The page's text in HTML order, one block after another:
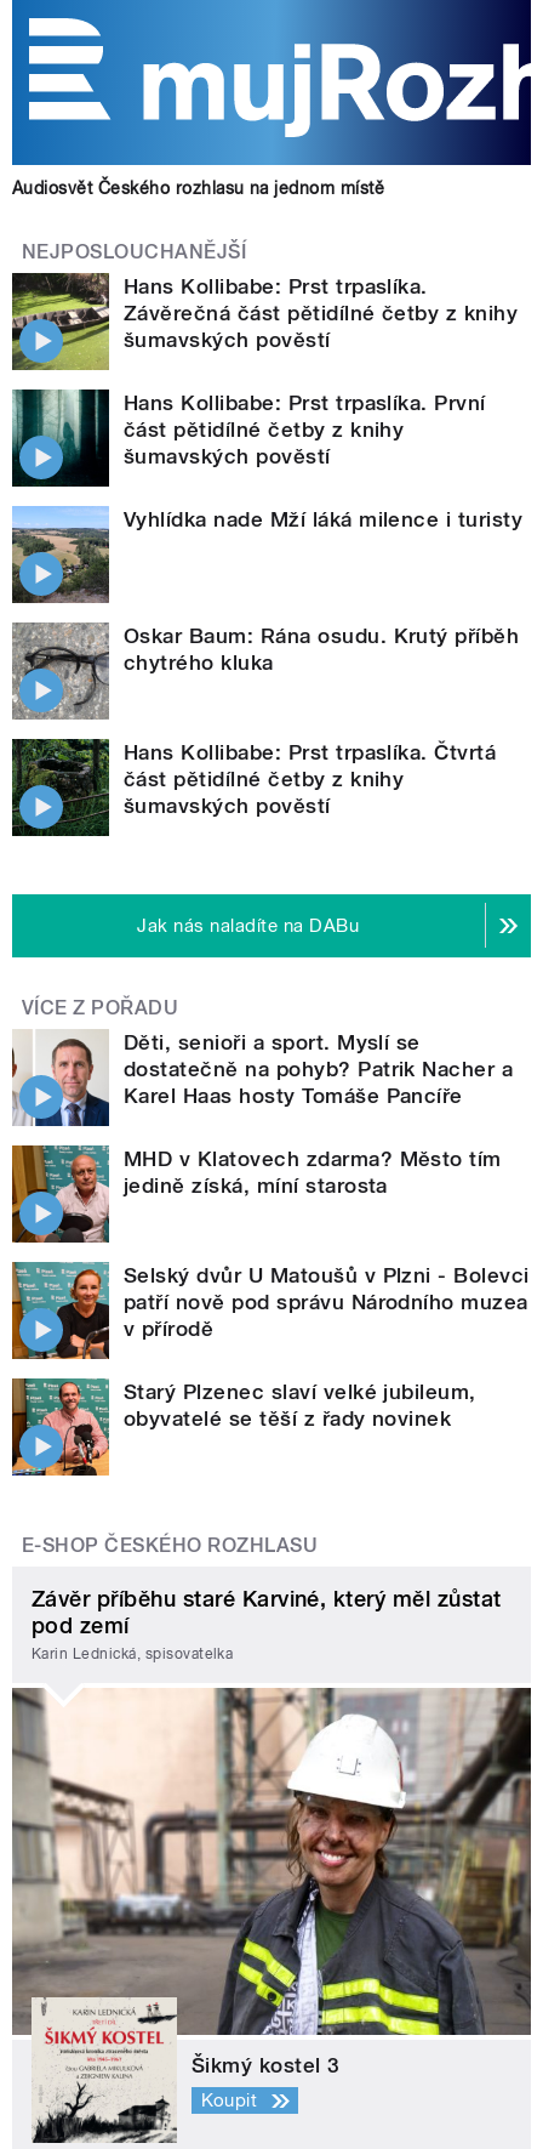
Audiosvět Českého rozhlasu na jednom místě
NEJPOSLOUCHANĚJŠÍ
Hans Kollibabe: Prst trpaslíka.
Závěrečná část pětidílné četby z knihy
šumavských pověstí
Hans Kollibabe: Prst trpaslíka. První
část pětidílné četby z knihy
šumavských pověstí
Vyhlídka nade Mží láká milence i turisty
Oskar Baum: Rána osudu. Krutý příběh
chytrého kluka
Hans Kollibabe: Prst trpaslíka. Čtvrtá
část pětidílné četby z knihy
šumavských pověstí
Jak nás naladíte na DABu
VÍCE Z POŘADU
Děti, senioři a sport. Myslí se
dostatečně na pohyb? Patrik Nacher a
Karel Haas hosty Tomáše Pancíře
MHD v Klatovech zdarma? Město tím
jedině získá, míní starosta
Selský dvůr U Matoušů v Plzni - Bolevci
patří nově pod správu Národního muzea
v přírodě
Starý Plzenec slaví velké jubileum,
obyvatelé se těší z řady novinek
E-SHOP ČESKÉHO ROZHLASU
Závěr příběhu staré Karviné, který měl zůstat
pod zemí
Karin Lednická, spisovatelka
Šikmý kostel 3
Koupit